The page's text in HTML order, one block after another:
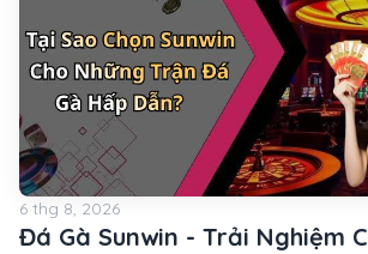
6 thg 8, 2026
Đá Gà Sunwin - Trải Nghiệm